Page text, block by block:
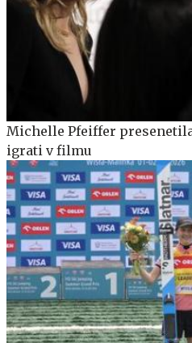
Michelle Pfeiffer
igrati v filmu